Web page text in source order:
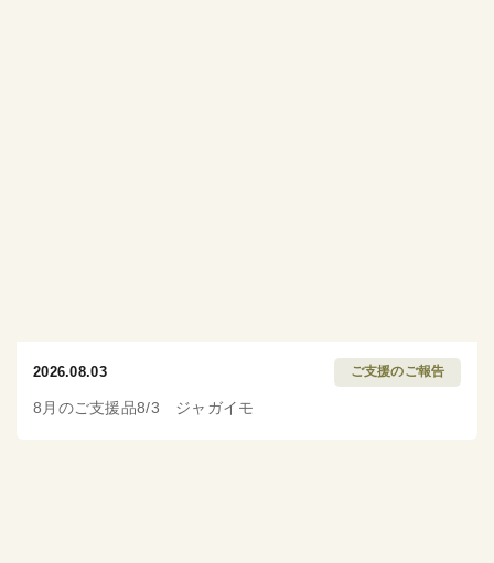
2026.08.03 ご支援のご報告
8月のご支援品8/3 ジャガイモ